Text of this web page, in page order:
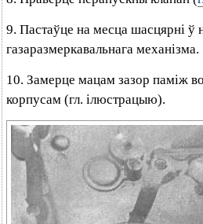
9. Пастаўце на месца шасцярні ў
газаразмеркавальнага механізма.
10. Замерце мацам зазор паміж
корпусам (гл. ілюстрацыю).